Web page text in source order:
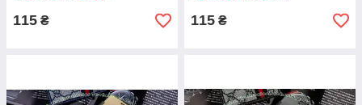
115 ₴ 115 ₴